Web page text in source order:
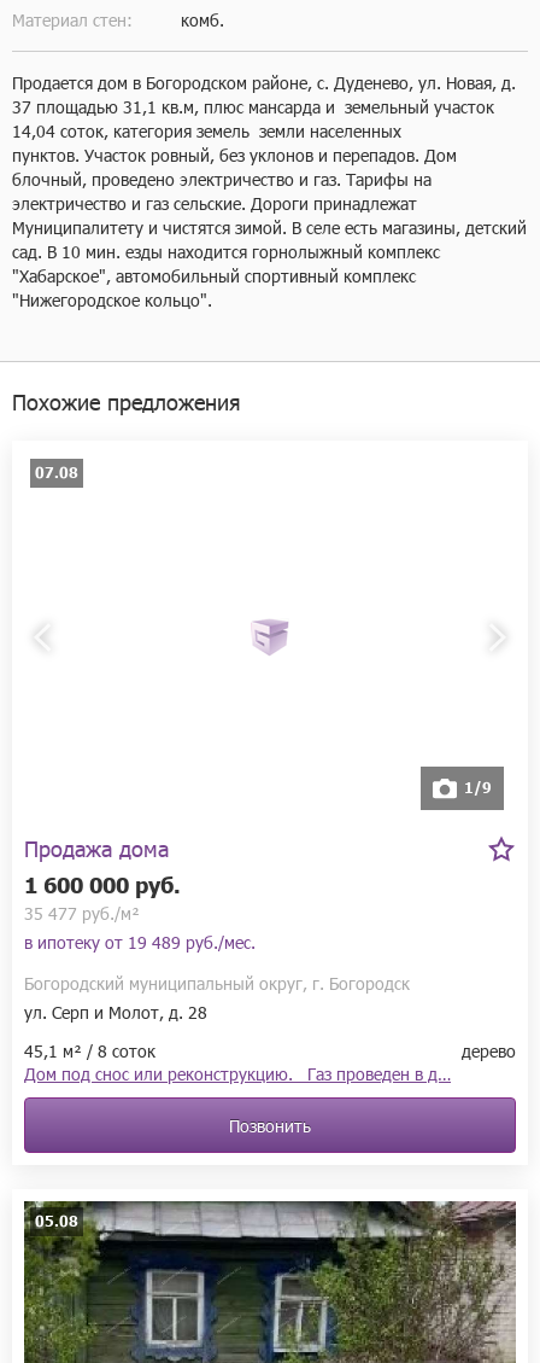
Материал стен:
комб.
Продается дом в Богородском районе, с. Дуденево, ул. Новая, д.
37 площадью 31,1 кв.м, плюс мансарда и  земельный участок
14,04 соток, категория земель  земли населенных
пунктов. Участок ровный, без уклонов и перепадов. Дом
блочный, проведено электричество и газ. Тарифы на
электричество и газ сельские. Дороги принадлежат
Муниципалитету и чистятся зимой. В селе есть магазины, детский
сад. В 10 мин. езды находится горнолыжный комплекс
"Хабарское", автомобильный спортивный комплекс
"Нижегородское кольцо".
Похожие предложения
07.08
1/9
Продажа дома
1 600 000 руб.
35 477 руб./м²
в ипотеку от 19 489 руб./мес.
Богородский муниципальный округ, г. Богородск
ул. Серп и Молот, д. 28
45,1 м² / 8 соток
дерево
Дом под снос или реконструкцию. Газ проведен в д…
Позвонить
05.08